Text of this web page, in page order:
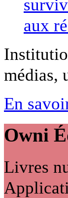
médias,
En
Owni
Livres